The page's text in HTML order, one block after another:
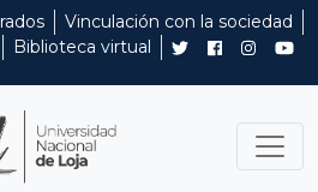
Vinculación con la sociedad
Biblioteca virtual